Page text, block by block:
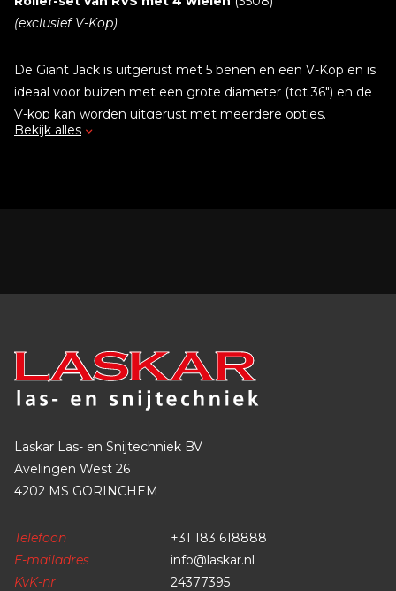
(exclusief V-Kop)
De Giant Jack is uitgerust met 5 benen en een V-Kop en is
ideaal voor buizen met een grote diameter (tot 36") en de
V-kop kan worden uitgerust met meerdere opties.
Bekijk alles
Laskar Las- en Snijtechniek BV
Avelingen West 26
4202 MS GORINCHEM
Telefoon
+31 183 618888
E-mailadres
info@laskar.nl
KvK-nr
24377395